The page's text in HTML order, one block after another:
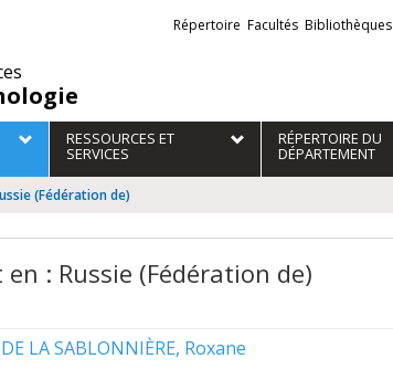
Liens
externes
Répertoire Facultés Bibliothèques
RESSOURCES ET
SERVICES
RÉPERTOIRE DU
DÉPARTEMENT
(Fédération de)
en : Russie (Fédération de)
DE LA SABLONNIÈRE, Roxane